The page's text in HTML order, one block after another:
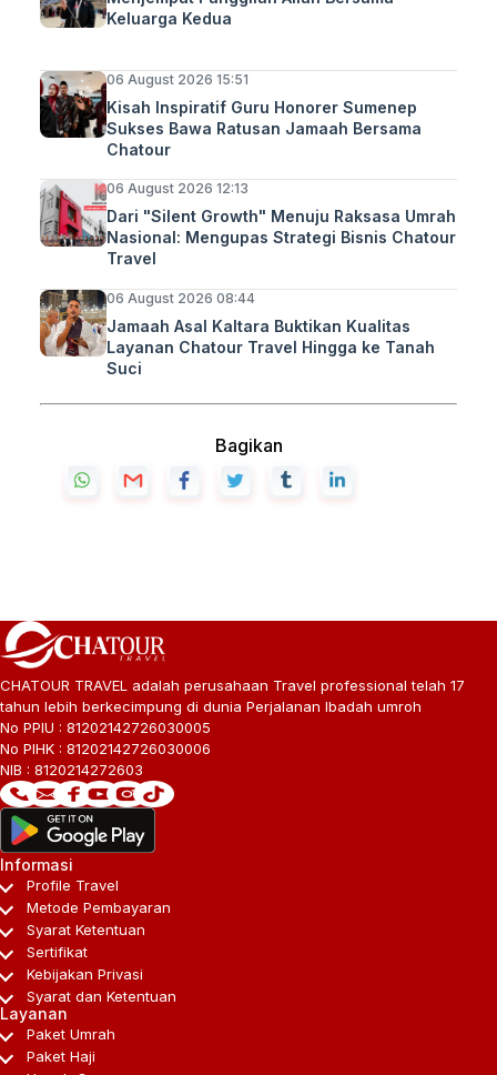
Keluarga Kedua
06 August 2026 15:51
Kisah Inspiratif Guru Honorer Sumenep
Sukses Bawa Ratusan Jamaah Bersama
Chatour
06 August 2026 12:13
Dari "Silent Growth" Menuju Raksasa Umrah
Nasional: Mengupas Strategi Bisnis Chatour
Travel
06 August 2026 08:44
Jamaah Asal Kaltara Buktikan Kualitas
Layanan Chatour Travel Hingga ke Tanah
Suci
Bagikan
CHATOUR TRAVEL adalah perusahaan Travel professional telah 17
tahun lebih berkecimpung di dunia Perjalanan Ibadah umroh
No PPIU : 81202142726030005
No PIHK : 81202142726030006
NIB : 8120214272603
Informasi
Profile Travel
Metode Pembayaran
Syarat Ketentuan
Sertifikat
Kebijakan Privasi
Syarat dan Ketentuan
Layanan
Paket Umrah
Paket Haji